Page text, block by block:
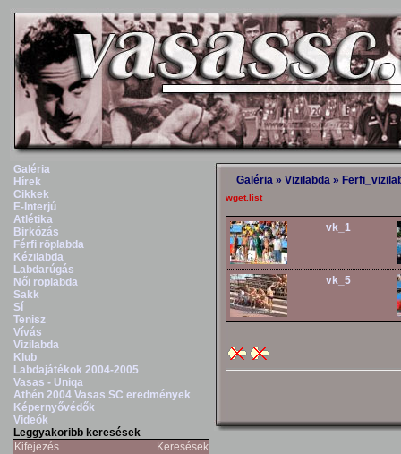
Galéria
Hírek
Cikkek
E-Interjú
Atlétika
Birkózás
Férfi röplabda
Kézilabda
Labdarúgás
Női röplabda
Sakk
Sí
Tenisz
Vívás
Vizilabda
Klub
Labdajátékok 2004-2005
Vasas - Uniqa
Athén 2004 Vasas SC eredmények
Képernyővédők
Videók
Leggyakoribb keresések
Kifejezés
Keresések
Galéria » Vizilabda »
wget.list
vk_1
vk_5